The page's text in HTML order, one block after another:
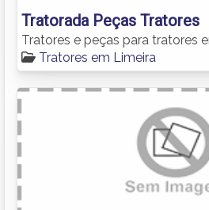
Tratorada Peças Tratores
Tratores e peças para tratores
Tratores em Limeira